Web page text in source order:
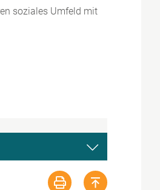
soziales Umfeld mit